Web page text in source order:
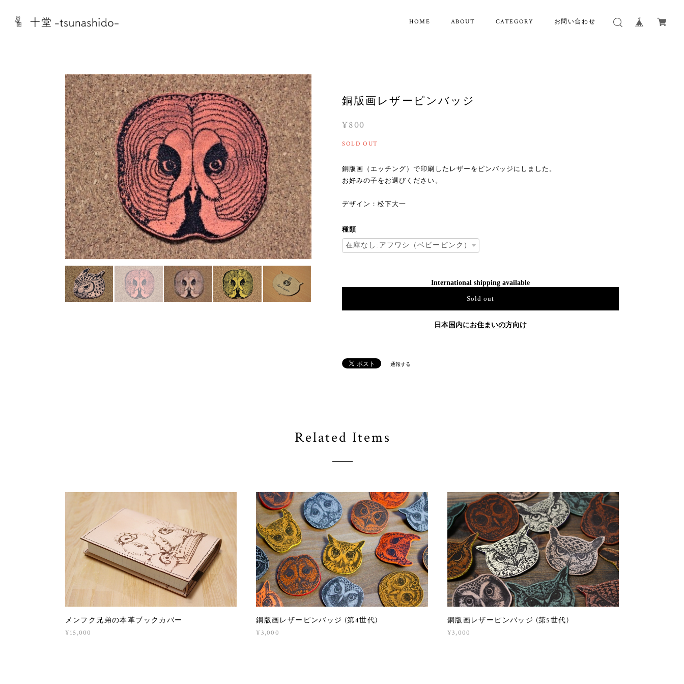
HOME ABOUT CATEGORY お問い合わせ
銅版画レザーピンバッジ
¥800
SOLD OUT
銅版画（エッチング）で印刷したレザーをピンバッジにしました。
お好みの子をお選びください。
デザイン：松下大一
種類
International shipping available
Sold out
日本国内にお住まいの方向け
通報する
Related Items
メンフク兄弟の本革ブックカバー
¥15,000
銅版画レザーピンバッジ (第4世代)
¥3,000
銅版画レザーピンバッジ (第5世代)
¥3,000